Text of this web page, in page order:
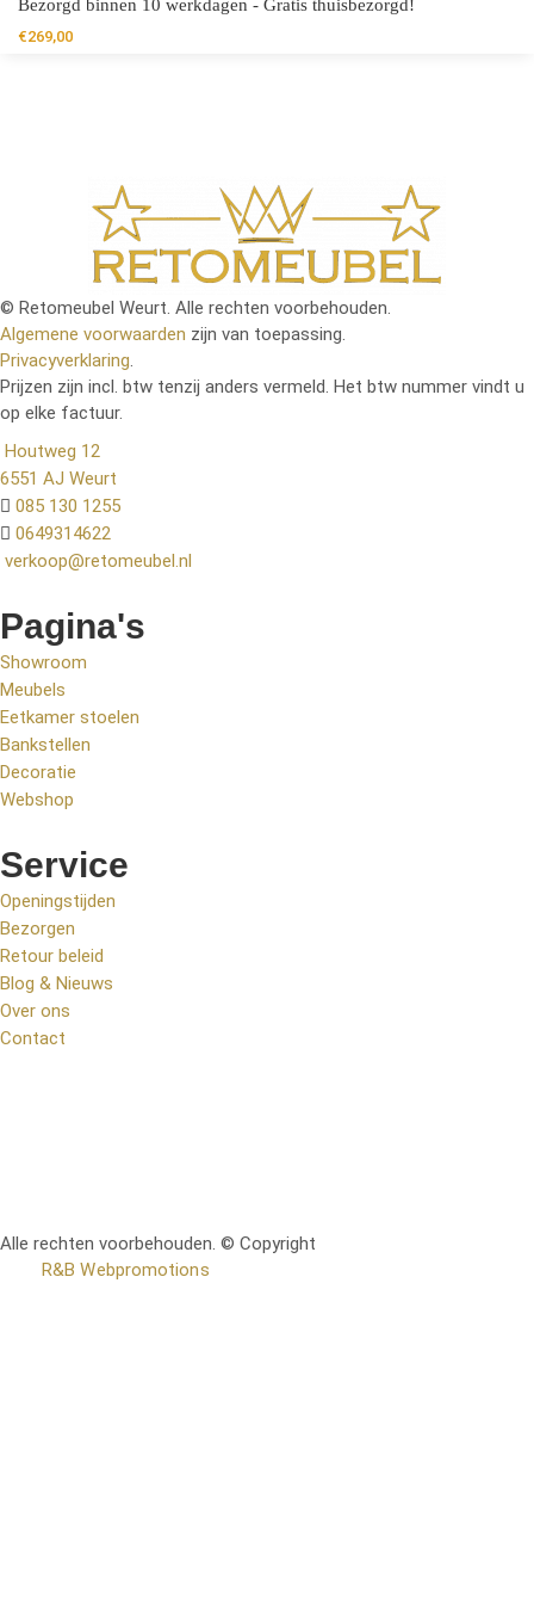
Bezorgd binnen 10 werkdagen - Gratis thuisbezorgd!
€269,00
© Retomeubel Weurt. Alle rechten voorbehouden.
Algemene voorwaarden zijn van toepassing.
Privacyverklaring
Prijzen zijn incl. btw tenzij anders vermeld. Het btw nummer vindt u
op elke factuur.
Houtweg 12
6551 AJ Weurt
085 130 1255
0649314622
verkoop@retomeubel.nl
Pagina's
Showroom
Meubels
Eetkamer stoelen
Bankstellen
Decoratie
Webshop
Service
Openingstijden
Bezorgen
Retour beleid
Blog & Nieuws
Over ons
Contact
Alle rechten voorbehouden. © Copyright
R&B Webpromotions